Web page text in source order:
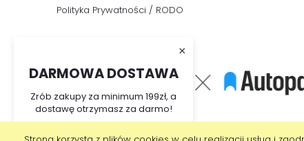
×
DARMOWA DOSTAWA
Zrób zakupy za minimum 199zł, a
dostawę otrzymasz za darmo!
Polityka Prywatności / RODO